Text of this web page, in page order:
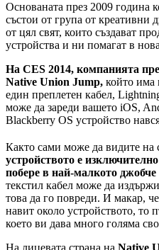
Основаната през 2009 година
състои от група от креативни
от цял свят, които създават
устройства и ни помагат в
На CES 2014, компанията
Native Union Jump, който има
един преплетен кабел,
може да зареди вашето iOS,
Blackberry OS устройство
Както сами може да видите на
устройството е
побере в най-малкото
текстил кабел може да
това да го повреди. И макар,
навит около устройството, то
което ви дава много голяма